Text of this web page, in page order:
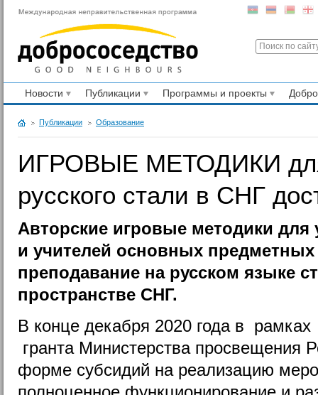
Новости Публикации Программы и проекты
Публикации Образование
ИГРОВЫЕ МЕТОДИКИ
русского стали в СНГ
Авторские игровые методики для
и учителей основных
преподавание на русском языке
пространстве СНГ.
В конце декабря 2020 года в рамках
гранта Министерства просвещения
форме субсидий на реализацию